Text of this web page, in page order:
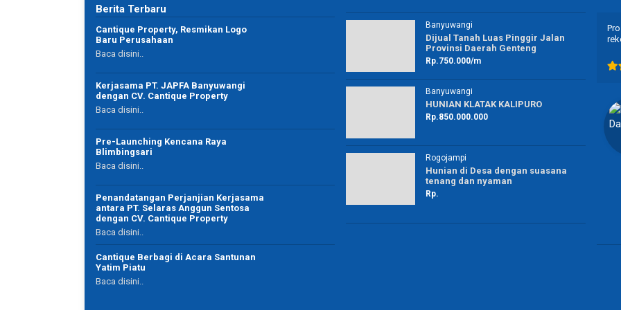
Berita Terbaru
Cantique Property, Resmikan Logo
Baru Perusahaan
Baca disini..
Kerjasama PT. JAPFA Banyuwangi
dengan CV. Cantique Property
Baca disini..
Pre-Launching Kencana Raya
Blimbingsari
Baca disini..
Penandatangan Perjanjian Kerjasama
antara PT. Selaras Anggun Sentosa
dengan CV. Cantique Property
Baca disini..
Cantique Berbagi di Acara Santunan
Yatim Piatu
Baca disini..
Banyuwangi
Dijual Tanah Luas Pinggir Jalan
Provinsi Daerah Genteng
Rp.750.000/m
Banyuwangi
HUNIAN KLATAK KALIPURO
Rp.850.000.000
Rogojampi
Hunian di Desa dengan suasana
tenang dan nyaman
Rp.
agent property yang amanah dan luar biasa.
membantu mulai awal sampai akhir. Awalnya sih
cuman iseng tanya, akhirnya beli juga. hahahhahaha…
Hakim
Proses nya cepet .. peyanan nya juga ramah ..
rekomended buat kalian yg mau ngurus berkas” …
Ella Darella
Banyuwangi